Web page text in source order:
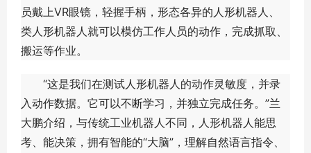
员戴上VR眼镜，轻握手柄，形态各异的人形机器人、
类人形机器人就可以模仿工作人员的动作，完成抓取、
搬运等作业。
“这是我们在测试人形机器人的动作灵敏度，并录
入动作数据。它可以不断学习，并独立完成任务。”兰
大鹏介绍，与传统工业机器人不同，人形机器人能思
考、能决策，拥有智能的“大脑”，理解自然语言指令、